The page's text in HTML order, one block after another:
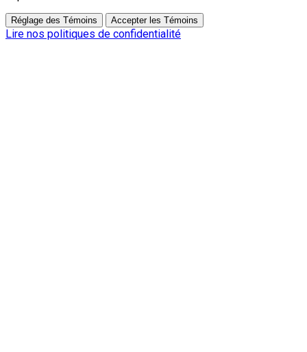
Réglage des Témoins Accepter les Témoins
Lire nos politiques de confidentialité